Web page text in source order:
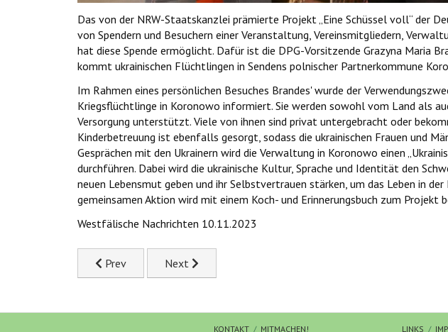
Das von der NRW-Staatskanzlei prämierte Projekt „Eine Schüssel voll“ der
von Spendern und Besuchern einer Veranstaltung, Vereinsmitgliedern,
hat diese Spende ermöglicht. Dafür ist die DPG-Vorsitzende Grazyna Maria
kommt ukrainischen Flüchtlingen in Sendens polnischer Partnerkommune
Im Rahmen eines persönlichen Besuches Brandes' wurde der
Kriegsflüchtlinge in Koronowo informiert. Sie werden sowohl vom Land als
Versorgung unterstützt. Viele von ihnen sind privat untergebracht oder
Kinderbetreuung ist ebenfalls gesorgt, sodass die ukrainischen Frauen und
Gesprächen mit den Ukrainern wird die Verwaltung in Koronowo einen
durchführen. Dabei wird die ukrainische Kultur, Sprache und Identität den
neuen Lebensmut geben und ihr Selbstvertrauen stärken, um das Leben in
gemeinsamen Aktion wird mit einem Koch- und Erinnerungsbuch zum
Westfälische Nachrichten 10.11.2023
Previous article: Feierliche Abschlussveranstaltung des Richeza-Preises
Prev Next article: „Zwischen uns und Weimar liegt Buchenwald.“
Next
KONTAKT MITMACHEN! LINKS